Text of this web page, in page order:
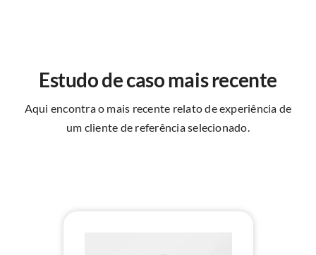
Estudo de caso mais recente
Aqui encontra o mais recente relato de experiência de
um cliente de referência selecionado.